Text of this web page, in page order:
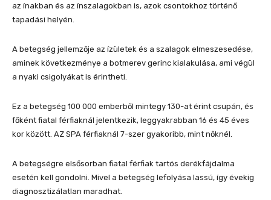
az ínakban és az ínszalagokban is, azok csontokhoz történő
tapadási helyén.
A betegség jellemzője az ízületek és a szalagok elmeszesedése,
aminek következménye a botmerev gerinc kialakulása, ami végül
a nyaki csigolyákat is érintheti.
Ez a betegség 100 000 emberből mintegy 130-at érint csupán, és
főként fiatal férfiaknál jelentkezik, leggyakrabban 16 és 45 éves
kor között. AZ SPA férfiaknál 7-szer gyakoribb, mint nőknél.
A betegségre elsősorban fiatal férfiak tartós derékfájdalma
esetén kell gondolni. Mivel a betegség lefolyása lassú, így évekig
diagnosztizálatlan maradhat.